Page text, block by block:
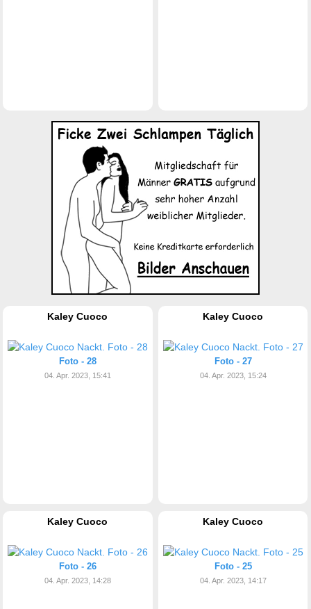
Kaley Cuoco
Foto - 28
04. Apr. 2023, 15:41
Kaley Cuoco
Foto - 27
04. Apr. 2023, 15:24
Kaley Cuoco
Foto - 26
04. Apr. 2023, 14:28
Kaley Cuoco
Foto - 25
04. Apr. 2023, 14:17